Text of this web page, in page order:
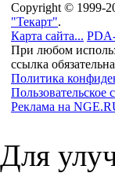
Copyright © 1999-
"Текарт".
Карта сайта...
При любом
ссылка
Политика
Пользовательское
Реклама на
Для